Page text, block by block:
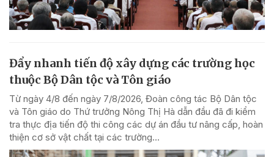
Đẩy nhanh tiến độ xây dựng các trường học
thuộc Bộ Dân tộc và Tôn giáo
Từ ngày 4/8 đến ngày 7/8/2026, Đoàn công tác Bộ Dân tộc
và Tôn giáo do Thứ trưởng Nông Thị Hà dẫn đầu đã đi kiểm
tra thực địa tiến độ thi công các dự án đầu tư nâng cấp, hoàn
thiện cơ sở vật chất tại các trường...